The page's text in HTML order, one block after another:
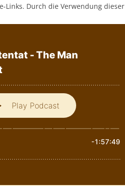
Links. Durch die Verwendung dieser